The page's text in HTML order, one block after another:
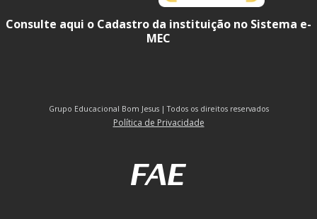
Consulte aqui o Cadastro da instituição no Sistema e-
MEC
Grupo Educacional Bom Jesus | Todos os direitos reservados
Política de Privacidade